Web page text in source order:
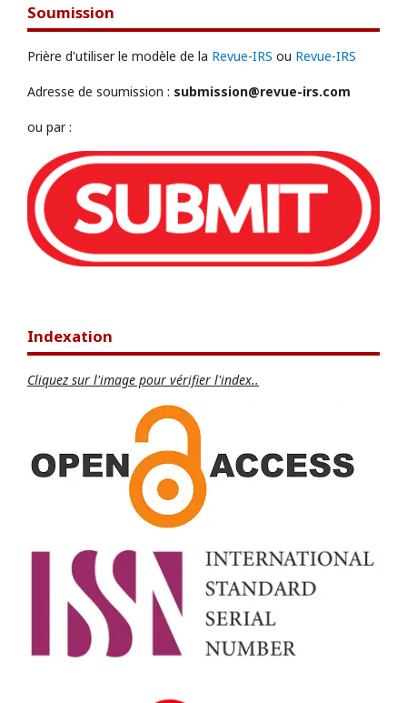
Soumission
Prière d'utiliser le modèle de la Revue-IRS ou Revue-IRS
Adresse de soumission : submission@revue-irs.com
ou par :
Indexation
Cliquez sur l'image pour vérifier l'index..